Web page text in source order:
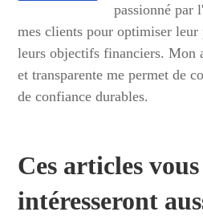
passionné par
mes clients pour optimiser
leurs objectifs financiers. Mon
et transparente me permet de
de confiance durables.
Ces articles vous
intéresseront